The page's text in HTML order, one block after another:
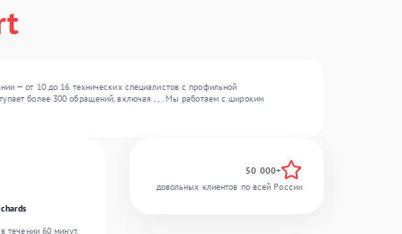
— от 10 до 16 технических специалистов с профильной
более 300 обращений, включая , , . Мы работаем с широким
течении 60 минут.
50 000+
довольных клиентов по всей России